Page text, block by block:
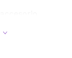
de